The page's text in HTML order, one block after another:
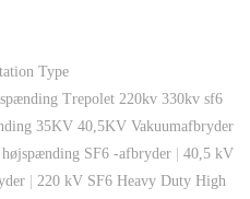
Type
Trepolet 220kv 330kv sf6
35KV 40,5KV Vakuumafbryder
SF6 -afbryder
40,5 kV
220 kV SF6 Heavy Duty High